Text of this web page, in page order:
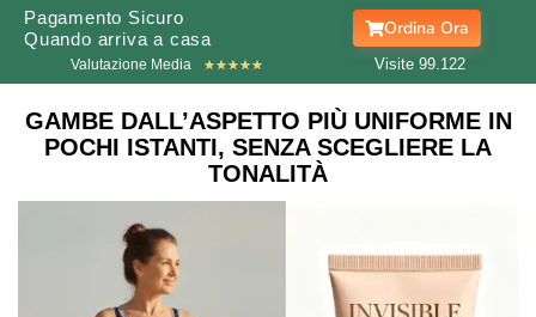
Pagamento Sicuro
Quando arriva a casa
Ordina Ora
Valutazione Media ★★★★★ Visite 99. 122
GAMBE DALL’ASPETTO PIÙ UNIFORME IN
POCHI ISTANTI, SENZA SCEGLIERE LA
TONALITÀ